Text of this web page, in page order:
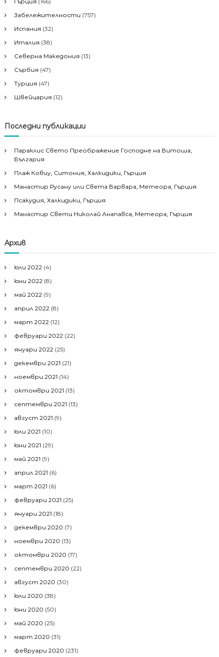
Забележителности (757)
Испания (32)
Италия (38)
Северна Македония (13)
Сърбия (47)
Турция (47)
Швейцария (12)
Последни публикации
Параклис Свето Преображение Господне на Витоша,
България
Плаж Ковиу, Ситония, Халкидики, Гърция
Манастир Русану или Света Варвара, Метеора, Гърция
Псакудия, Халкидики, Гърция
Манастир Свети Николай Анапавса, Метеора, Гърция
Архив
юли 2022 (4)
юни 2022 (8)
май 2022 (9)
април 2022 (8)
март 2022 (12)
февруари 2022 (22)
януари 2022 (25)
декември 2021 (21)
ноември 2021 (14)
октомври 2021 (13)
септември 2021 (13)
август 2021 (9)
юли 2021 (10)
юни 2021 (29)
май 2021 (9)
април 2021 (6)
март 2021 (6)
февруари 2021 (25)
януари 2021 (18)
декември 2020 (7)
ноември 2020 (13)
октомври 2020 (17)
септември 2020 (22)
август 2020 (30)
юли 2020 (38)
юни 2020 (50)
май 2020 (25)
март 2020 (31)
февруари 2020 (231)